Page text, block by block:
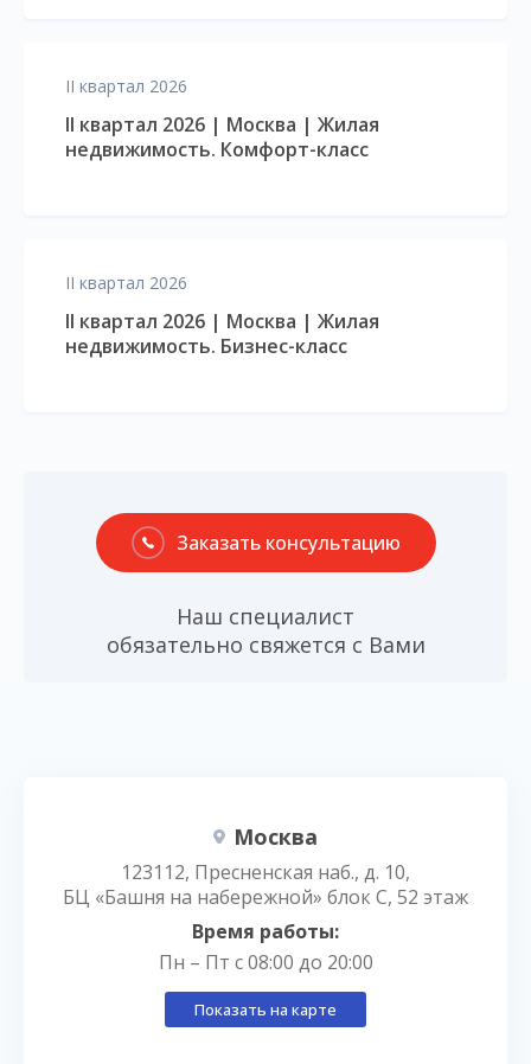
II квартал 2026
II квартал 2026 | Москва | Жилая
недвижимость. Комфорт-класс
II квартал 2026
II квартал 2026 | Москва | Жилая
недвижимость. Бизнес-класс
Заказать консультацию
Наш специалист
обязательно свяжется с Вами
Москва
123112, Пресненская наб., д. 10,
БЦ «Башня на набережной» блок С, 52 этаж
Время работы:
Пн – Пт с 08:00 до 20:00
Показать на карте